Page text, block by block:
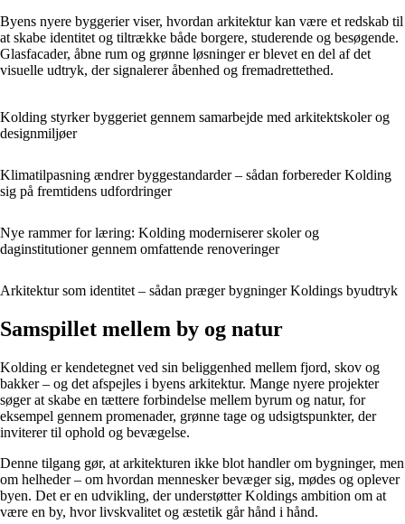
Byens nyere byggerier viser, hvordan arkitektur kan være et redskab til
at skabe identitet og tiltrække både borgere, studerende og besøgende.
Glasfacader, åbne rum og grønne løsninger er blevet en del af det
visuelle udtryk, der signalerer åbenhed og fremadrettethed.
Kolding styrker byggeriet gennem samarbejde med arkitektskoler og
designmiljøer
Klimatilpasning ændrer byggestandarder – sådan forbereder Kolding
sig på fremtidens udfordringer
Nye rammer for læring: Kolding moderniserer skoler og
daginstitutioner gennem omfattende renoveringer
Arkitektur som identitet – sådan præger bygninger Koldings byudtryk
Samspillet mellem by og natur
Kolding er kendetegnet ved sin beliggenhed mellem fjord, skov og
bakker – og det afspejles i byens arkitektur. Mange nyere projekter
søger at skabe en tættere forbindelse mellem byrum og natur, for
eksempel gennem promenader, grønne tage og udsigtspunkter, der
inviterer til ophold og bevægelse.
Denne tilgang gør, at arkitekturen ikke blot handler om bygninger, men
om helheder – om hvordan mennesker bevæger sig, mødes og oplever
byen. Det er en udvikling, der understøtter Koldings ambition om at
være en by, hvor livskvalitet og æstetik går hånd i hånd.